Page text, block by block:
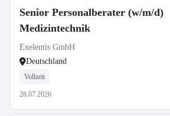
Senior Personalberater (w/m/d)
Medizintechnik
Exelentis GmbH
Deutschland
Vollzeit
28.07.2026